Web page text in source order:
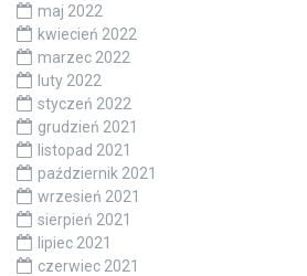
maj 2022
kwiecień 2022
marzec 2022
luty 2022
styczeń 2022
grudzień 2021
listopad 2021
październik 2021
wrzesień 2021
sierpień 2021
lipiec 2021
czerwiec 2021